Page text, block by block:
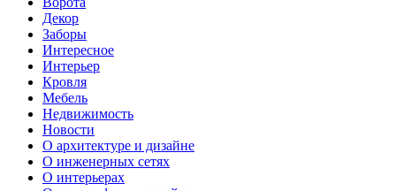
Декор
Заборы
Интересное
Интерьер
Кровля
Мебель
Недвижимость
Новости
О архитектуре и дизайне
О инженерных сетях
О интерьерах